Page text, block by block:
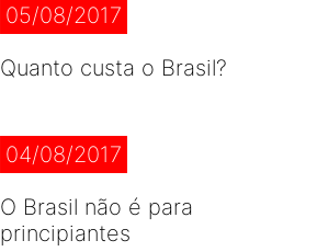
05/08/2017
Quanto custa o Brasil?
04/08/2017
O Brasil não é para
principiantes